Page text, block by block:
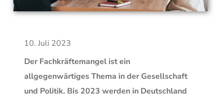
10. Juli 2023
Der Fachkräftemangel ist ein
allgegenwärtiges Thema in der Gesellschaft
und Politik. Bis 2023 werden in Deutschland